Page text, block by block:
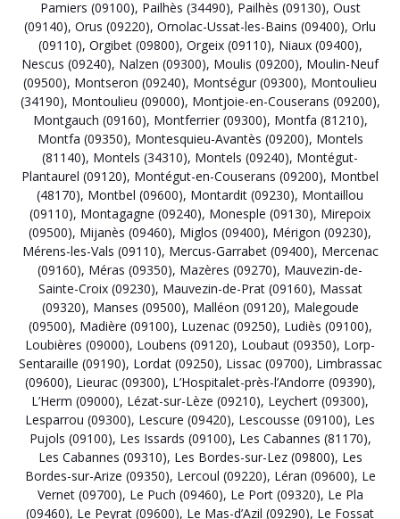
Pamiers (09100), Pailhès (34490), Pailhès (09130), Oust
(09140), Orus (09220), Ornolac-Ussat-les-Bains (09400), Orlu
(09110), Orgibet (09800), Orgeix (09110), Niaux (09400),
Nescus (09240), Nalzen (09300), Moulis (09200), Moulin-Neuf
(09500), Montseron (09240), Montségur (09300), Montoulieu
(34190), Montoulieu (09000), Montjoie-en-Couserans (09200),
Montgauch (09160), Montferrier (09300), Montfa (81210),
Montfa (09350), Montesquieu-Avantès (09200), Montels
(81140), Montels (34310), Montels (09240), Montégut-
Plantaurel (09120), Montégut-en-Couserans (09200), Montbel
(48170), Montbel (09600), Montardit (09230), Montaillou
(09110), Montagagne (09240), Monesple (09130), Mirepoix
(09500), Mijanès (09460), Miglos (09400), Mérigon (09230),
Mérens-les-Vals (09110), Mercus-Garrabet (09400), Mercenac
(09160), Méras (09350), Mazères (09270), Mauvezin-de-
Sainte-Croix (09230), Mauvezin-de-Prat (09160), Massat
(09320), Manses (09500), Malléon (09120), Malegoude
(09500), Madière (09100), Luzenac (09250), Ludiès (09100),
Loubières (09000), Loubens (09120), Loubaut (09350), Lorp-
Sentaraille (09190), Lordat (09250), Lissac (09700), Limbrassac
(09600), Lieurac (09300), L’Hospitalet-près-l’Andorre (09390),
L’Herm (09000), Lézat-sur-Lèze (09210), Leychert (09300),
Lesparrou (09300), Lescure (09420), Lescousse (09100), Les
Pujols (09100), Les Issards (09100), Les Cabannes (81170),
Les Cabannes (09310), Les Bordes-sur-Lez (09800), Les
Bordes-sur-Arize (09350), Lercoul (09220), Léran (09600), Le
Vernet (09700), Le Puch (09460), Le Port (09320), Le Pla
(09460), Le Peyrat (09600), Le Mas-d’Azil (09290), Le Fossat